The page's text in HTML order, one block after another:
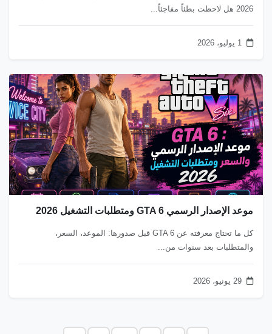
2026 هل لاحظت بطئاً مفاجئاً...
موعد الإصدار الرسمي GTA 6 ومتطلبات التشغيل 2026
كل ما تحتاج معرفته عن GTA 6 قبل صدورها: الموعد، السعر،
والمتطلبات بعد سنوات من...